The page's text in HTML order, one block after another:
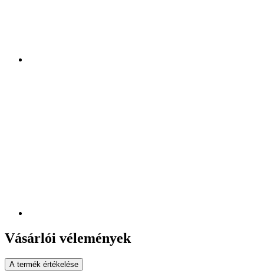
Vásárlói vélemények
A termék értékelése